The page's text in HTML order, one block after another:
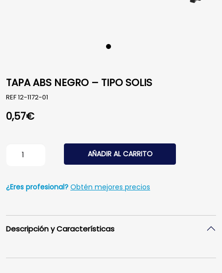
TAPA ABS NEGRO – TIPO SOLIS
REF12-1172-01
0,57€
TAPA ABS NEGRO - TIPO SOLIS cantidad
AÑADIR AL CARRITO
¿Eres profesional? Obtén mejores precios
Descripción y Características